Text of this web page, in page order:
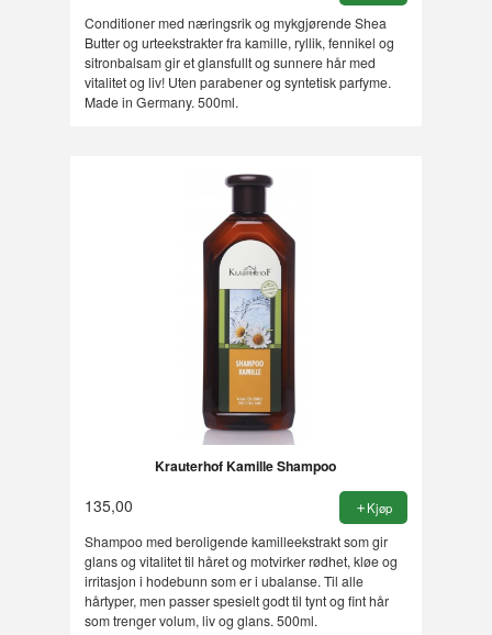
Conditioner med næringsrik og mykgjørende Shea
Butter og urteekstrakter fra kamille, ryllik, fennikel og
sitronbalsam gir et glansfullt og sunnere hår med
vitalitet og liv! Uten parabener og syntetisk parfyme.
Made in Germany. 500ml.
Krauterhof Kamille Shampoo
135,00 Kjøp
Shampoo med beroligende kamilleekstrakt som gir
glans og vitalitet til håret og motvirker rødhet, kløe og
irritasjon i hodebunn som er i ubalanse. Til alle
hårtyper, men passer spesielt godt til tynt og fint hår
som trenger volum, liv og glans. 500ml.